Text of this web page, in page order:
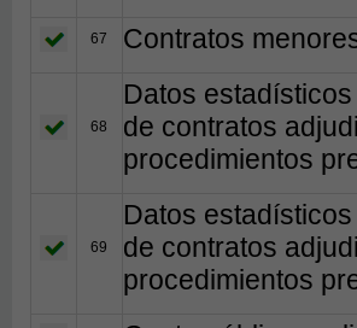
67 Contratos
68
Datos
de contratos
procedimientos
69
Datos
de contratos
procedimientos